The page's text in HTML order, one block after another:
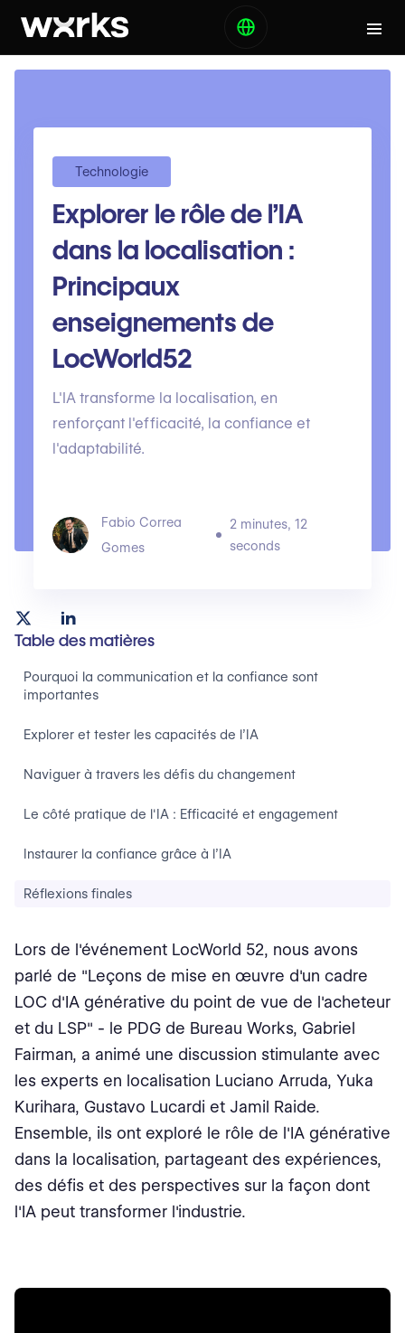
Technologie
Explorer le rôle de l’IA
dans la localisation :
Principaux
enseignements de
LocWorld52
L'IA transforme la localisation, en
renforçant l'efficacité, la confiance et
l'adaptabilité.
Fabio Correa
Gomes
2 minutes, 12
seconds
Table des matières
Pourquoi la communication et la confiance sont
importantes
Explorer et tester les capacités de l’IA
Naviguer à travers les défis du changement
Le côté pratique de l'IA : Efficacité et engagement
Instaurer la confiance grâce à l’IA
Réflexions finales
Lors de l'événement LocWorld 52, nous avons
parlé de "Leçons de mise en œuvre d'un cadre
LOC d'IA générative du point de vue de l'acheteur
et du LSP" - le PDG de Bureau Works, Gabriel
Fairman, a animé une discussion stimulante avec
les experts en localisation Luciano Arruda, Yuka
Kurihara, Gustavo Lucardi et Jamil Raide.
Ensemble, ils ont exploré le rôle de l'IA générative
dans la localisation, partageant des expériences,
des défis et des perspectives sur la façon dont
l'IA peut transformer l'industrie.